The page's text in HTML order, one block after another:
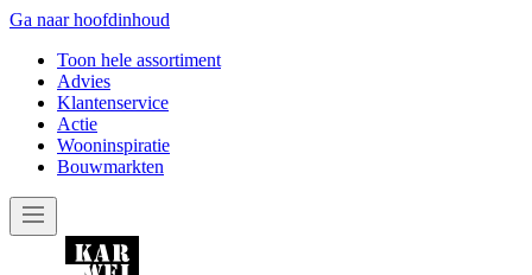
Ga naar hoofdinhoud
Toon hele assortiment
Advies
Klantenservice
Actie
Wooninspiratie
Bouwmarkten